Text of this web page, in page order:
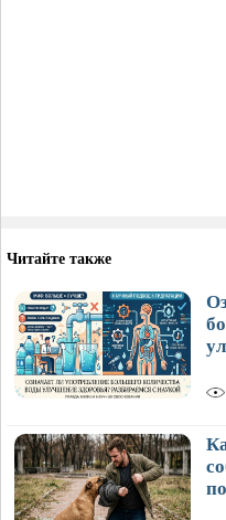
Читайте также